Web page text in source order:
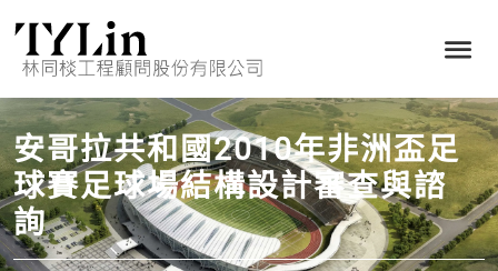
安哥拉共和國2010年非洲盃足
球賽足球場結構設計審查與諮
詢